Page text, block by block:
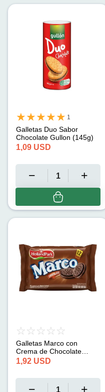
1
Galletas Duo Sabor
Chocolate Gullon (145g)
1,09 USD
Galletas Marco con
Crema de Chocolate
Estuche HollandPark (12u
/ 30g)
1,92 USD